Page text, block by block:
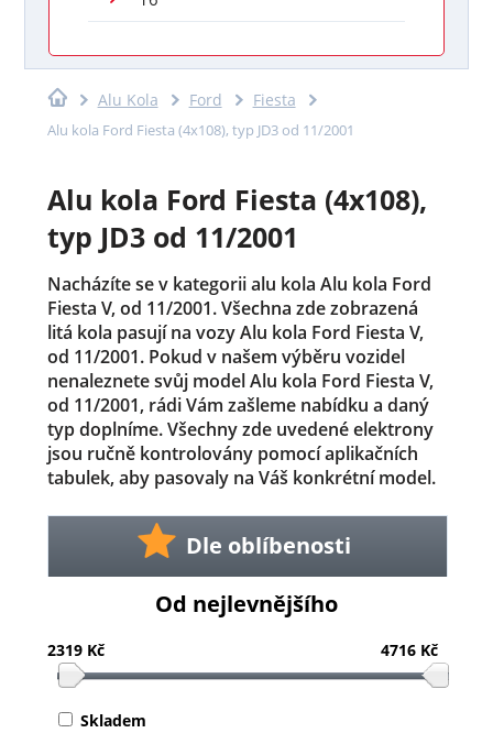
Alu Kola Ford Fiesta
Alu kola Ford Fiesta (4x108), typ JD3 od 11/2001
Alu kola Ford Fiesta (4x108),
typ JD3 od 11/2001
Nacházíte se v kategorii alu kola Alu kola Ford
Fiesta V, od 11/2001. Všechna zde zobrazená
litá kola pasují na vozy Alu kola Ford Fiesta V,
od 11/2001. Pokud v našem výběru vozidel
nenaleznete svůj model Alu kola Ford Fiesta V,
od 11/2001, rádi Vám zašleme nabídku a daný
typ doplníme. Všechny zde uvedené elektrony
jsou ručně kontrolovány pomocí aplikačních
tabulek, aby pasovaly na Váš konkrétní model.
Dle oblíbenosti
Od nejlevnějšího
2319 Kč 4716 Kč
Skladem